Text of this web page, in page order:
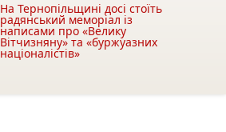
На Тернопільщині досі стоїть
радянський меморіал із
написами про «Велику
Вітчизняну» та «буржуазних
націоналістів»